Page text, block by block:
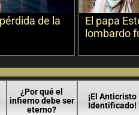
de la
El papa
lombardo
¿Por qué el
infierno debe ser
eterno?
¡El Anticristo
Identificado!